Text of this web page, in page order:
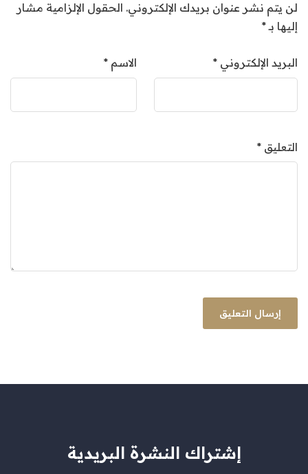
لن يتم نشر عنوان بريدك الإلكتروني. الحقول الإلزامية مشار
إليها بـ*
الاسم * البريد الإلكتروني *
التعليق *
إشتراك النشرة البريدية